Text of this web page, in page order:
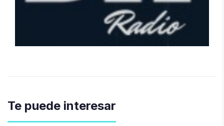
Te puede interesar